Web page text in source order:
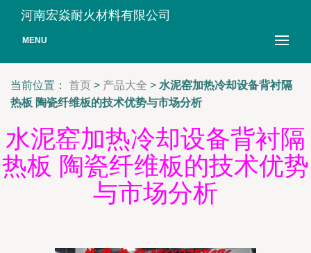
河南宏焱耐火材料有限公司
MENU
当前位置： 首页 > 产品大全 > 水泥窑加热冷却设备背衬隔
热板 陶瓷纤维板的技术优势与市场分析
水泥窑加热冷却设备背衬隔
热板 陶瓷纤维板的技术优势
与市场分析